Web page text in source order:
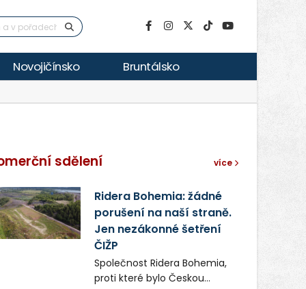
Novojičínsko Bruntálsko
sdělení více
Ridera Bohemia: žádné
porušení na naší straně.
Jen nezákonné šetření
ČIŽP
Společnost Ridera Bohemia,
proti které bylo Českou